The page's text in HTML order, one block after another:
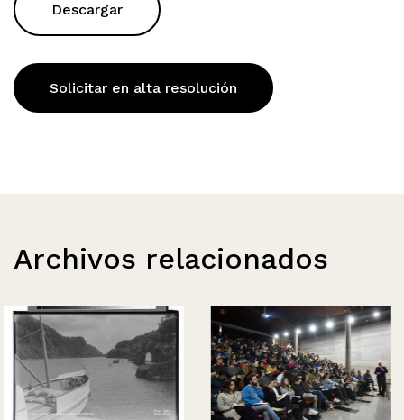
Descargar
Solicitar en alta resolución
Archivos relacionados